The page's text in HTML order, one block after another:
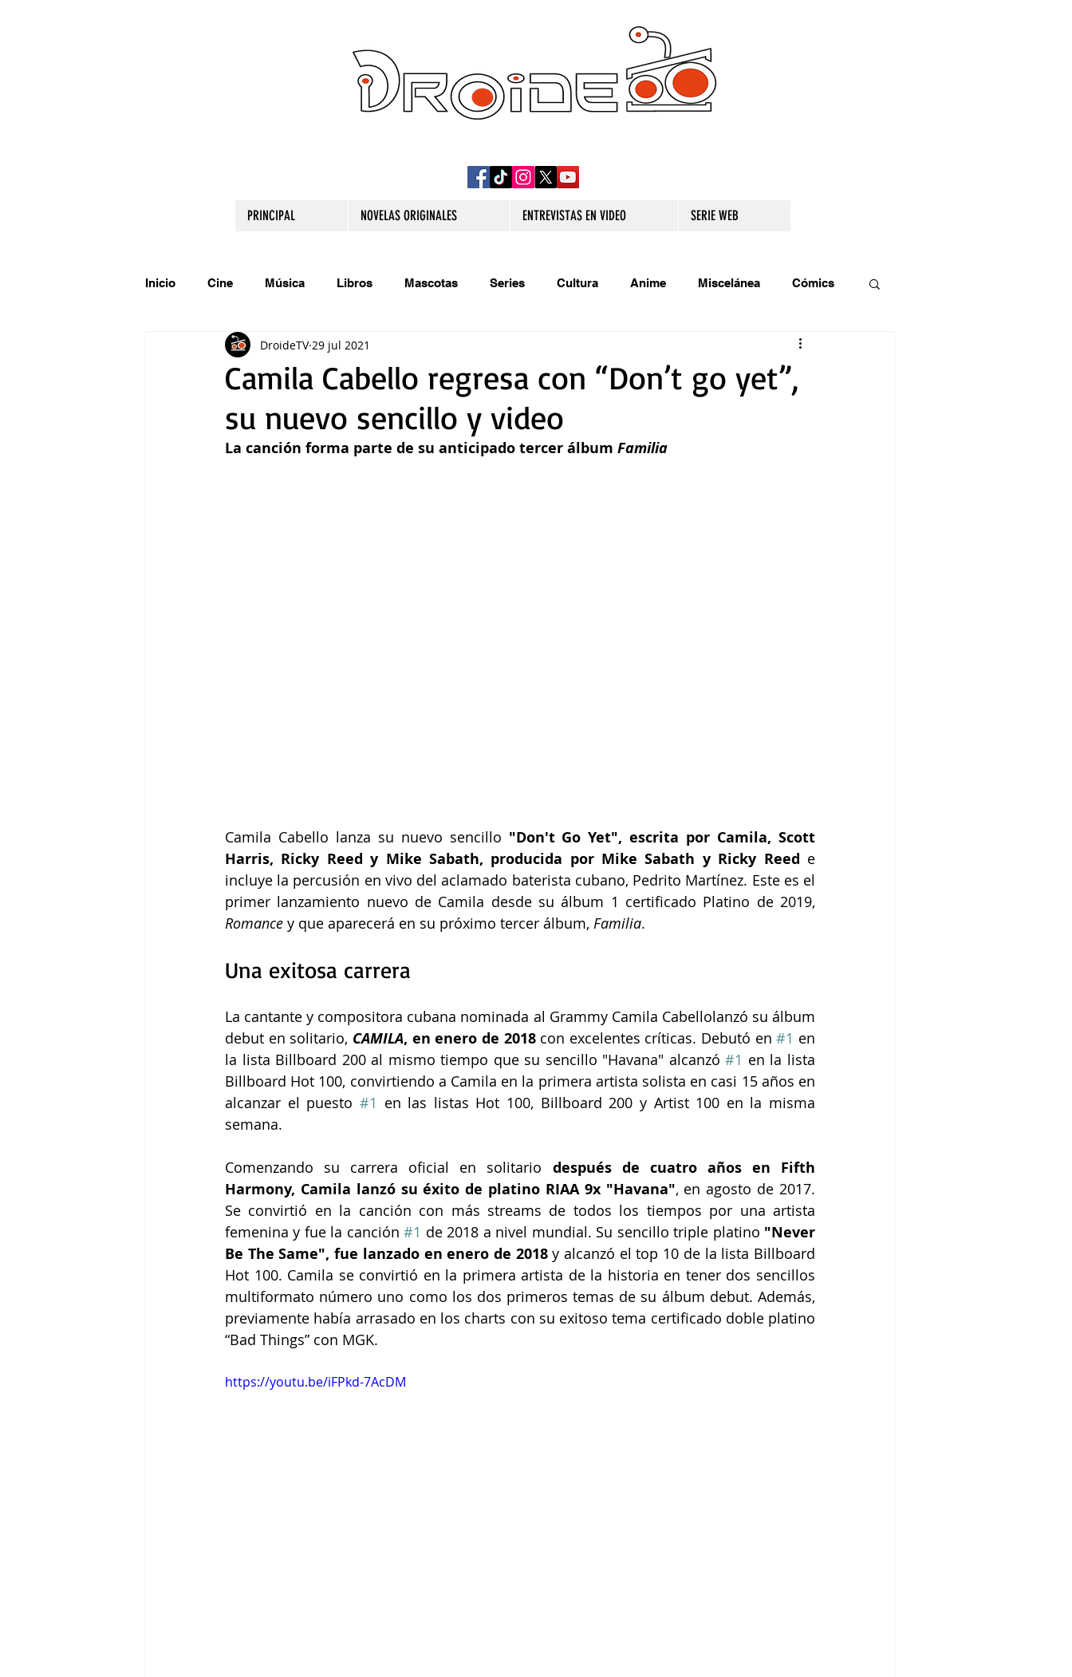
PRINCIPAL NOVELAS ORIGINALES ENTREVISTAS EN VIDEO SERIE WEB
Inicio Cine Música Libros Mascotas Series Cultura Anime Miscelánea Cómics
Comparte tu talento Relatos originales
Gastronomía Tecnología
Camila Cabello regresa con “Don’t go yet”,
su nuevo sencillo y video
DroideTV 29 jul 2021
La canción forma parte de su anticipado tercer álbum Familia
Camila Cabello lanza su nuevo sencillo "Don't Go Yet", escrita por Camila, Scott
Harris, Ricky Reed y Mike Sabath, producida por Mike Sabath y Ricky Reed e
incluye la percusión en vivo del aclamado baterista cubano, Pedrito Martínez. Este es el
Romance y que aparecerá en su próximo tercer álbum, Familia.
Una exitosa carrera
La cantante y compositora cubana nominada al Grammy Camila Cabellolanzó su álbum
debut en solitario, CAMILA, en enero de 2018 con excelentes críticas. Debutó en #1 en
la lista Billboard 200 al mismo tiempo que su sencillo "Havana" alcanzó #1 en la lista
Billboard Hot 100, convirtiendo a Camila en la primera artista solista en casi 15 años en
alcanzar el puesto #1 en las listas Hot 100, Billboard 200 y Artist 100 en la misma
semana.
Comenzando su carrera oficial en solitario después de cuatro años en Fifth
Harmony, Camila lanzó su éxito de platino RIAA 9x "Havana", en agosto de 2017.
Se convirtió en la canción con más streams de todos los tiempos por una artista
femenina y fue la canción #1 de 2018 a nivel mundial. Su sencillo triple platino "Never
Be The Same", fue lanzado en enero de 2018 y alcanzó el top 10 de la lista Billboard
Hot 100. Camila se convirtió en la primera artista de la historia en tener dos sencillos
multiformato número uno como los dos primeros temas de su álbum debut. Además,
previamente había arrasado en los charts con su exitoso tema certificado doble platino
“Bad Things” con MGK.
https://youtu.be/iFPkd-7AcDM